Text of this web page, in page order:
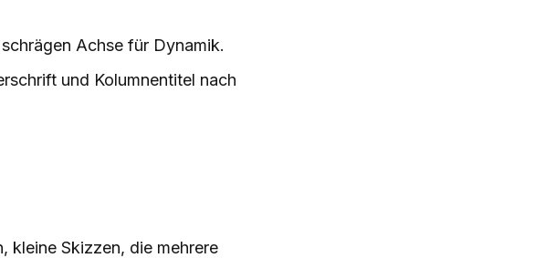
Achse für Dynamik.
und Kolumnentitel nach
kleine Skizzen, die mehrere